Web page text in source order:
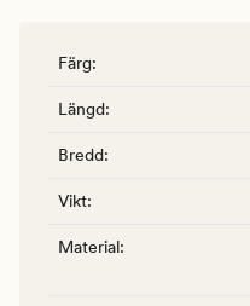
Färg:
Längd:
Bredd:
Vikt:
Material: